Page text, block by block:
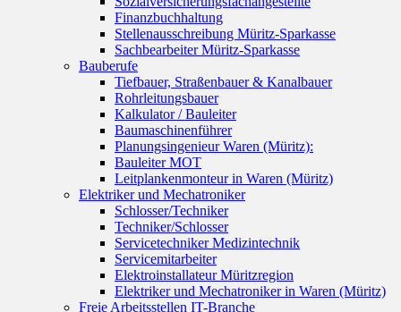
Finanzbuchhaltung
Stellenausschreibung Müritz-Sparkasse
Sachbearbeiter Müritz-Sparkasse
Bauberufe
Tiefbauer, Straßenbauer & Kanalbauer
Rohrleitungsbauer
Kalkulator / Bauleiter
Baumaschinenführer
Planungsingenieur Waren (Müritz):
Bauleiter MOT
Leitplankenmonteur in Waren (Müritz)
Elektriker und Mechatroniker
Schlosser/Techniker
Techniker/Schlosser
Servicetechniker Medizintechnik
Servicemitarbeiter
Elektroinstallateur Müritzregion
Elektriker und Mechatroniker in Waren (Müritz)
Freie Arbeitsstellen IT-Branche